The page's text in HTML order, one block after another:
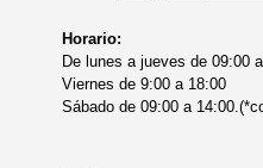
Horario:
De lunes a jueves de 09:00
Viernes de 9:00 a 18:00
Sábado de 09:00 a